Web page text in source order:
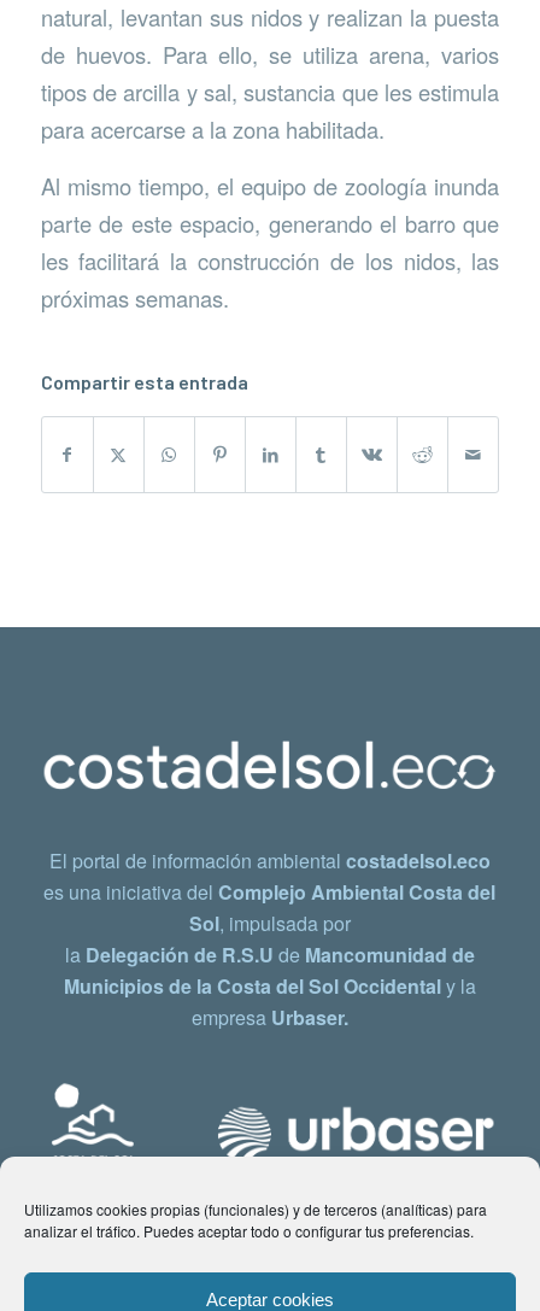
Utilizamos cookies propias (funcionales) y de terceros (analíticas) para
analizar el tráfico. Puedes aceptar todo o configurar tus preferencias.
Aceptar cookies
natural, levantan sus nidos y realizan la puesta
de huevos. Para ello, se utiliza arena, varios
tipos de arcilla y sal, sustancia que les estimula
para acercarse a la zona habilitada.
Al mismo tiempo, el equipo de zoología inunda
parte de este espacio, generando el barro que
les facilitará la construcción de los nidos, las
próximas semanas.
Compartir esta entrada
El portal de información ambiental costadelsol.eco
es una iniciativa delComplejo Ambiental Costa del
Sol, impulsada por
la Delegación de R.S.U de Mancomunidad de
Municipios de la Costa del Sol Occidentaly la
empresa Urbaser.